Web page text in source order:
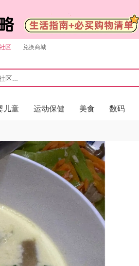
社区 兑换商城
儿童 运动保健 美食 数码